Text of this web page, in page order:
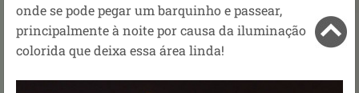
onde se pode pegar um barquinho e passear,
principalmente à noite por causa da iluminação
colorida que deixa essa área linda!